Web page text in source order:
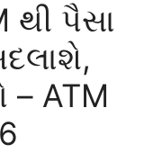
થી પૈસા
– ATM